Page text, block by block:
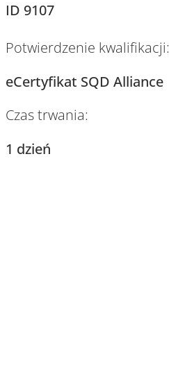
ID 9107
Potwierdzenie kwalifikacji:
eCertyfikat SQD Alliance
Czas trwania:
1 dzień